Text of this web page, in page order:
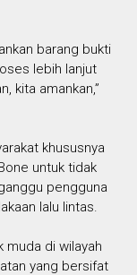
barang bukti
lebih lanjut
kita amankan,”
khususnya
untuk tidak
pengguna
lalu lintas.
muda di wilayah
yang bersifat